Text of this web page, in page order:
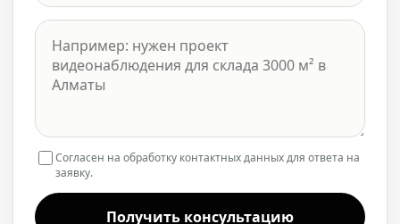
Согласен на обработку контактных данных для ответа на
заявку.
Получить консультацию